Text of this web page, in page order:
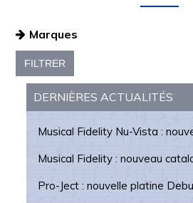
Marques
Audiolab
Austrian Audio
Bringhs
Essential Audio Tools
Graham
Barre
latérale
principale
DERNIÈRES ACTUALITÉS
Musical Fidelity Nu-Vista :
Musical Fidelity : nouveau
Pro-Ject : nouvelle platine